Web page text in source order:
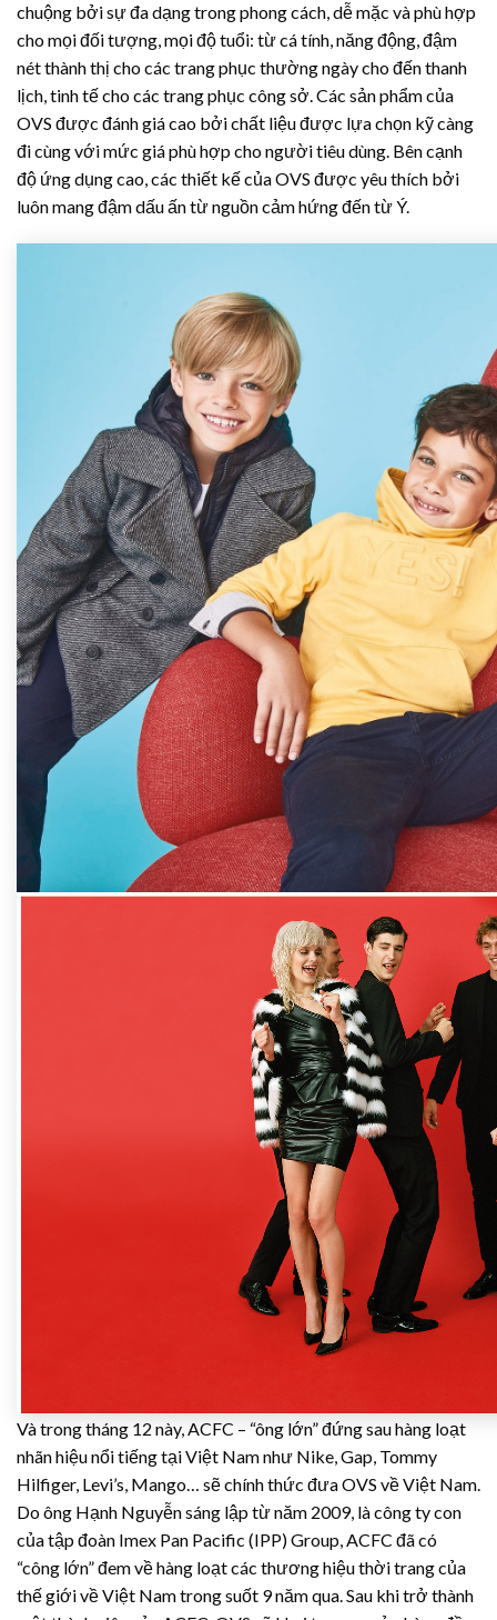
chuộng bởi sự đa dạng trong phong cách, dễ mặc và phù hợp
cho mọi đối tượng, mọi độ tuổi: từ cá tính, năng động, đậm
nét thành thị cho các trang phục thường ngày cho đến thanh
lịch, tinh tế cho các trang phục công sở. Các sản phẩm của
OVS được đánh giá cao bởi chất liệu được lựa chọn kỹ càng
đi cùng với mức giá phù hợp cho người tiêu dùng. Bên cạnh
độ ứng dụng cao, các thiết kế của OVS được yêu thích bởi
luôn mang đậm dấu ấn từ nguồn cảm hứng đến từ Ý.
Và trong tháng 12 này, ACFC – “ông lớn” đứng sau hàng loạt
nhãn hiệu nổi tiếng tại Việt Nam như Nike, Gap, Tommy
Hilfiger, Levi’s, Mango… sẽ chính thức đưa OVS về Việt Nam.
Do ông Hạnh Nguyễn sáng lập từ năm 2009, là công ty con
của tập đoàn Imex Pan Pacific (IPP) Group, ACFC đã có
“công lớn” đem về hàng loạt các thương hiệu thời trang của
thế giới về Việt Nam trong suốt 9 năm qua. Sau khi trở thành